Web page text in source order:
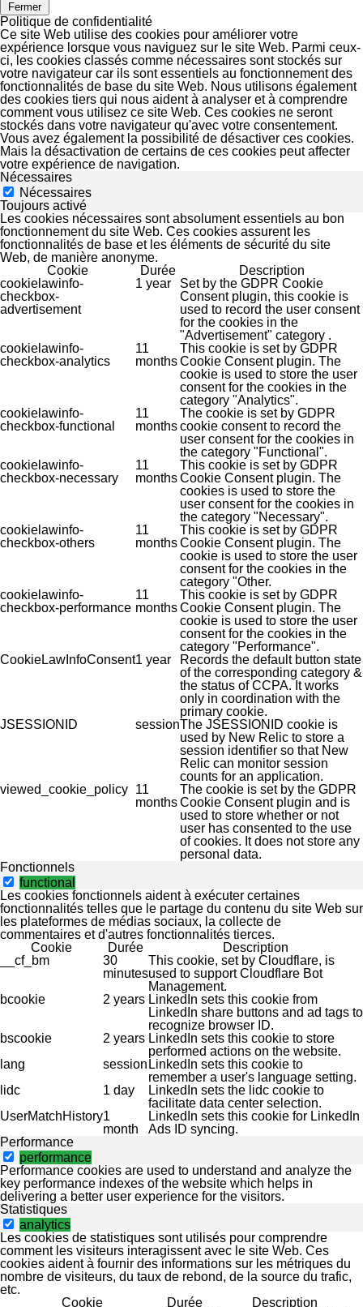
Fermer
Politique de confidentialité
Ce site Web utilise des cookies pour améliorer votre
expérience lorsque vous naviguez sur le site Web. Parmi ceux-
ci, les cookies classés comme nécessaires sont stockés sur
votre navigateur car ils sont essentiels au fonctionnement des
fonctionnalités de base du site Web. Nous utilisons également
des cookies tiers qui nous aident à analyser et à comprendre
comment vous utilisez ce site Web. Ces cookies ne seront
stockés dans votre navigateur qu'avec votre consentement.
Vous avez également la possibilité de désactiver ces cookies.
Mais la désactivation de certains de ces cookies peut affecter
votre expérience de navigation.
Nécessaires
Nécessaires
Toujours activé
Les cookies nécessaires sont absolument essentiels au bon
fonctionnement du site Web. Ces cookies assurent les
fonctionnalités de base et les éléments de sécurité du site
Web, de manière anonyme.
Cookie
Durée
Description
cookielawinfo-
checkbox-
advertisement
1 year
Set by the GDPR Cookie
Consent plugin, this cookie is
used to record the user consent
for the cookies in the
"Advertisement" category .
cookielawinfo-
checkbox-analytics
11
months
This cookie is set by GDPR
Cookie Consent plugin. The
cookie is used to store the user
consent for the cookies in the
category "Analytics".
cookielawinfo-
checkbox-functional
11
months
The cookie is set by GDPR
cookie consent to record the
user consent for the cookies in
the category "Functional".
cookielawinfo-
checkbox-necessary
11
months
This cookie is set by GDPR
Cookie Consent plugin. The
cookies is used to store the
user consent for the cookies in
the category "Necessary".
cookielawinfo-
checkbox-others
11
months
This cookie is set by GDPR
Cookie Consent plugin. The
cookie is used to store the user
consent for the cookies in the
category "Other.
cookielawinfo-
checkbox-performance
11
months
This cookie is set by GDPR
Cookie Consent plugin. The
cookie is used to store the user
consent for the cookies in the
category "Performance".
CookieLawInfoConsent1 year
Records the default button state
of the corresponding category &
the status of CCPA. It works
only in coordination with the
primary cookie.
JSESSIONID
sessionThe JSESSIONID cookie is
used by New Relic to store a
session identifier so that New
Relic can monitor session
counts for an application.
viewed_cookie_policy 11
months
The cookie is set by the GDPR
Cookie Consent plugin and is
used to store whether or not
user has consented to the use
of cookies. It does not store any
personal data.
Fonctionnels
functional
Les cookies fonctionnels aident à exécuter certaines
fonctionnalités telles que le partage du contenu du site Web sur
les plateformes de médias sociaux, la collecte de
commentaires et d'autres fonctionnalités tierces.
Cookie
Durée
Description
__cf_bm
30
minutes
This cookie, set by Cloudflare, is
used to support Cloudflare Bot
Management.
bcookie
2 years LinkedIn sets this cookie from
LinkedIn share buttons and ad tags to
recognize browser ID.
bscookie
2 years LinkedIn sets this cookie to store
performed actions on the website.
lang
session LinkedIn sets this cookie to
remember a user's language setting.
lidc
1 day
LinkedIn sets the lidc cookie to
facilitate data center selection.
UserMatchHistory1
month
LinkedIn sets this cookie for LinkedIn
Ads ID syncing.
Performance
performance
Performance cookies are used to understand and analyze the
key performance indexes of the website which helps in
delivering a better user experience for the visitors.
Statistiques
analytics
Les cookies de statistiques sont utilisés pour comprendre
comment les visiteurs interagissent avec le site Web. Ces
cookies aident à fournir des informations sur les métriques du
nombre de visiteurs, du taux de rebond, de la source du trafic,
etc.
Cookie
Durée
Description